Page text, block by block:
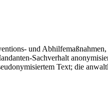
und Abhilfemaßnahmen,
Sachverhalt
Text; die